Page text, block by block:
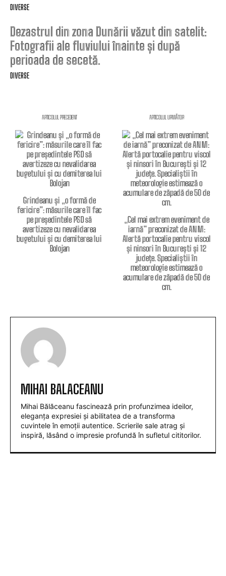
DIVERSE
Dezastrul din zona Dunării văzut din satelit:
Fotografii ale fluviului înainte și după
perioada de secetă.
DIVERSE
ARTICOLUL PRECEDENT
Grindeanu și „o formă de
fericire”: măsurile care îl fac
pe președintele PSD să
avertizeze cu nevalidarea
bugetului și cu demiterea lui
Bolojan
ARTICOLUL URMĂTOR
„Cel mai extrem eveniment de
iarnă” preconizat de ANM:
Alertă portocalie pentru viscol
și ninsori în București și 12
județe. Specialiștii în
meteorologie estimează o
acumulare de zăpadă de 50 de
cm.
MIHAI BALACEANU
Mihai Bălăceanu fascinează prin profunzimea ideilor,
eleganța expresiei și abilitatea de a transforma
cuvintele în emoții autentice. Scrierile sale atrag și
inspiră, lăsând o impresie profundă în sufletul cititorilor.